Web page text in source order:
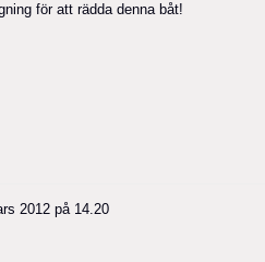
för att rädda denna båt!
2012 på 14.20